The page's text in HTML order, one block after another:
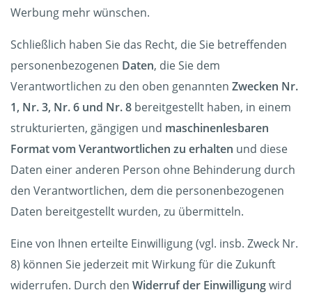
Werbung mehr wünschen.
Schließlich haben Sie das Recht, die Sie betreffenden
personenbezogenen Daten, die Sie dem
Verantwortlichen zu den oben genannten Zwecken Nr.
1, Nr. 3, Nr. 6 und Nr. 8 bereitgestellt haben, in einem
strukturierten, gängigen und maschinenlesbaren
Format vom Verantwortlichen zu erhalten und diese
Daten einer anderen Person ohne Behinderung durch
den Verantwortlichen, dem die personenbezogenen
Daten bereitgestellt wurden, zu übermitteln.
Eine von Ihnen erteilte Einwilligung (vgl. insb. Zweck Nr.
8) können Sie jederzeit mit Wirkung für die Zukunft
widerrufen. Durch den Widerruf der Einwilligungwird